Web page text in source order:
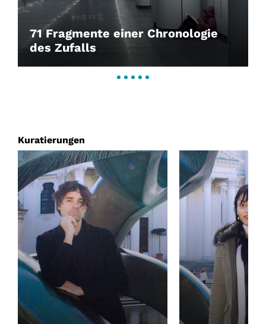
71 Fragmente einer Chronologie
des Zufalls
Kuratierungen